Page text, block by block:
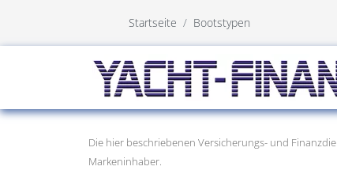
Startseite Bootstypen
Die hier beschriebenen Versicherungs- und
Markeninhaber.